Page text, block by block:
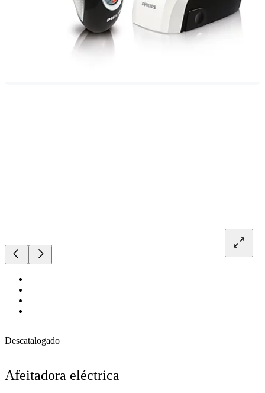
Descatalogado
Afeitadora eléctrica